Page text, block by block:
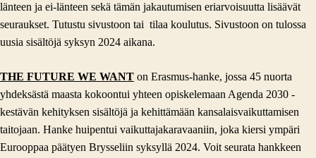
länteen ja ei-länteen sekä tämän jakautumisen eriarvoisuutta lisäävät
seuraukset. Tutustu sivustoon tai tilaa koulutus. Sivustoon on tulossa
uusia sisältöjä syksyn 2024 aikana.
THE FUTURE WE WANT on Erasmus-hanke, jossa 45 nuorta
yhdeksästä maasta kokoontui yhteen opiskelemaan Agenda 2030 -
kestävän kehityksen sisältöjä ja kehittämään kansalaisvaikuttamisen
taitojaan. Hanke huipentui vaikuttajakaravaaniin, joka kiersi ympäri
Eurooppaa päätyen Brysseliin syksyllä 2024. Voit seurata hankkeen